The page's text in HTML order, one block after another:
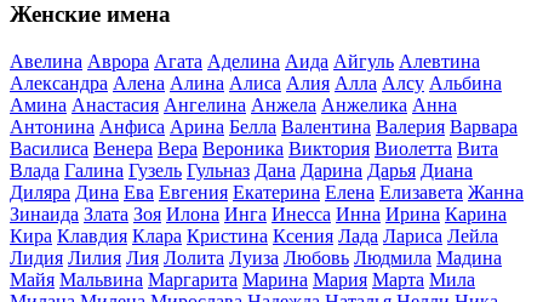
Женские имена
Авелина Аврора Агата Аделина Аида Айгуль Алевтина
Александра Алена Алина Алиса Алия Алла Алсу Альбина
Амина Анастасия Ангелина Анжела Анжелика Анна
Антонина Анфиса Арина Белла Валентина Валерия Варвара
Василиса Венера Вера Вероника Виктория Виолетта Вита
Влада Галина Гузель Гульназ Дана Дарина Дарья Диана
Диляра Дина Ева Евгения Екатерина Елена Елизавета Жанна
Зинаида Злата Зоя Илона Инга Инесса Инна Ирина Карина
Кира Клавдия Клара Кристина Ксения Лада Лариса Лейла
Лидия Лилия Лия Лолита Луиза Любовь Людмила Мадина
Майя Мальвина Маргарита Марина Мария Марта Мила